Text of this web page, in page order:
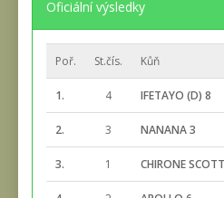
Oficiální výsledky
Poř. St.čís. Kůň
1. 4 IFETAYO (D) 8
2. 3 NANANA 3
3. 1 CHIRONE